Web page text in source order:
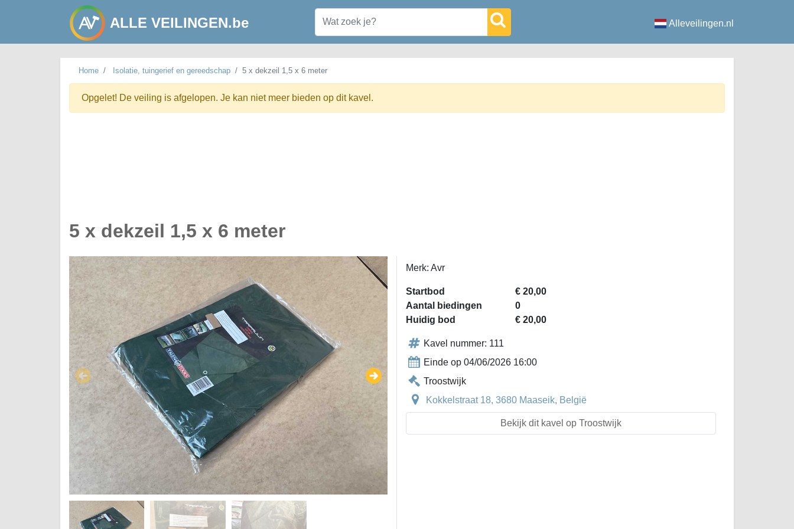
ALLE VEILINGEN.be Alleveilingen.nl
Home Isolatie, tuingerief en gereedschap 5 x dekzeil 1,5 x 6 meter
Opgelet! De veiling is afgelopen. Je kan niet meer bieden op dit kavel.
5 x dekzeil 1,5 x 6 meter
Merk: Avr
Startbod
€ 20,00
Aantal biedingen
0
Huidig bod
€ 20,00
Kavel nummer: 111
Einde op 04/06/2026 16:00
Troostwijk
Kokkelstraat 18, 3680 Maaseik, België
Bekijk dit kavel op Troostwijk